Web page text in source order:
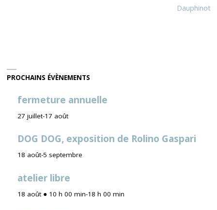
Dauphinot
PROCHAINS ÉVÈNEMENTS
fermeture annuelle
27 juillet-17 août
DOG DOG, exposition de Rolino Gaspari
18 août-5 septembre
atelier libre
18 août ● 10 h 00 min-18 h 00 min